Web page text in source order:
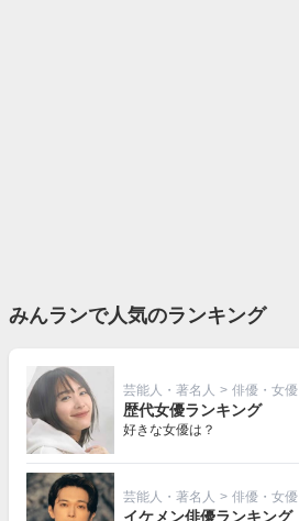
みんランで人気のランキング
芸能人・著名人 > 俳優・女優
歴代女優ランキング
好きな女優は？
芸能人・著名人 > 俳優・女優
イケメン俳優ランキング